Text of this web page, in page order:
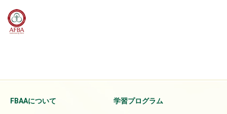
FBAAについて 学習プログラム